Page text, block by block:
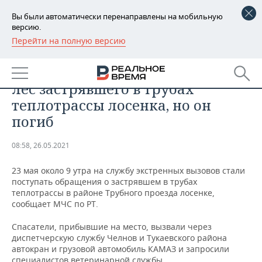
Вы были автоматически перенаправлены на мобильную
версию.
Перейти на полную версию
РЕГИОНЫ
БАШКОРТОСТАН
ТАТАРСТАН
УДМУРТИЯ
НОВОСТИ
АНАЛИТИКА
НОВОСТИ АНАЛИТИКИ
ДЕКЛАРАЦИИ О ДОХОДАХ
КОРОЛИ ГОСЗАКАЗА ПФО
ВУЗЫ ТАТАРСТАНА
КОМУ ПРИНАДЛЕЖАТ
ТОРГОВЫЕ ЦЕНТРЫ
ТАТАРСТАНА
ЭКОНОМИКА
НОВОСТИ ЭКОНОМИКИ
ФИНАНСЫ
БАНКИ
БЮДЖЕТ
ИНВЕСТИЦИИ
ПРОМЫШЛЕННОСТЬ
НОВОСТИ
ПРОМЫШЛЕННОСТИ
АГРОПРОМ
МАШИНОСТРОЕНИЕ
НЕДВИЖИМОСТЬ
НОВОСТИ НЕДВИЖИМОСТИ
АВТО
НОВОСТИ АВТО
БИЗНЕС
НОВОСТИ БИЗНЕСА
ТЕХНОЛОГИИ
В Челнах спасатели вывезли в
лес застрявшего в трубах
теплотрассы лосенка, но он
погиб
08:58, 26.05.2021
23 мая около 9 утра на службу экстренных вызовов стали
поступать обращения о застрявшем в трубах
теплотрассы в районе Трубного проезда лосенке,
сообщает МЧС по РТ.
Спасатели, прибывшие на место, вызвали через
диспетчерскую службу Челнов и Тукаевского района
автокран и грузовой автомобиль КАМАЗ и запросили